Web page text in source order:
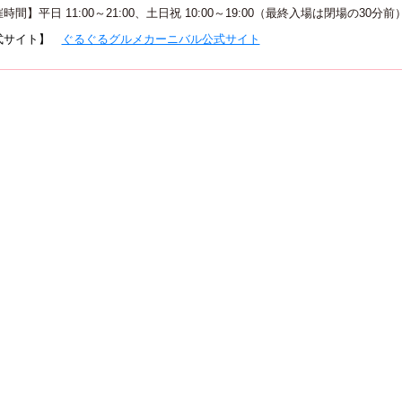
時間】平日 11:00～21:00、土日祝 10:00～19:00（最終入場は閉場の30分前
サイト】
ぐるぐるグルメカーニバル公式サイト